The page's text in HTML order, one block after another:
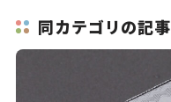
同カテゴリの記事